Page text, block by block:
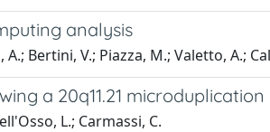
analysis
Bertini, V.; Piazza, M.; Valetto, A.;
a 20q11.21 microduplication
L.; Carmassi, C.